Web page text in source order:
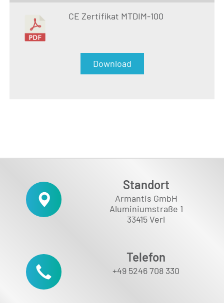
CE Zertifikat MTDIM-100
Download
Standort
Armantis GmbH
Aluminiumstraße 1
33415 Verl
Telefon
+49 5246 708 330